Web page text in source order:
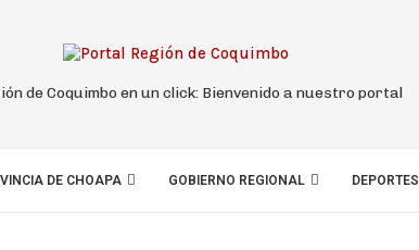
de Coquimbo en un click: Bienvenido a nuestro portal
DE CHOAPA GOBIERNO REGIONAL DEPORTES